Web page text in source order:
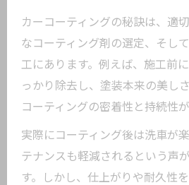
東京都大田区東糀谷の
ー声
後悔しないカーコーテ
点
施工業者のカーコーテ
極める
新車を守るための効果的
手法
カーコーティングの秘訣は、適
なコーティング剤の選定、そし
工にあります。例えば、施工前
っかり除去し、塗装本来の美し
コーティングの密着性と持続性
実際にコーティング後は洗車が
テナンスも軽減されるという声
す。しかし、仕上がりや耐久性